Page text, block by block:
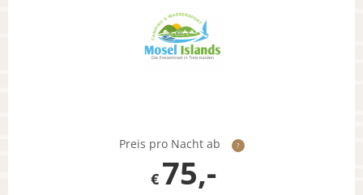
Preis pro Nacht ab ?
€ 75,-